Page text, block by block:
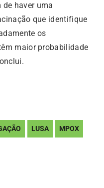
haver uma
que identifique
os
maior probabilidade
LUSA MPOX